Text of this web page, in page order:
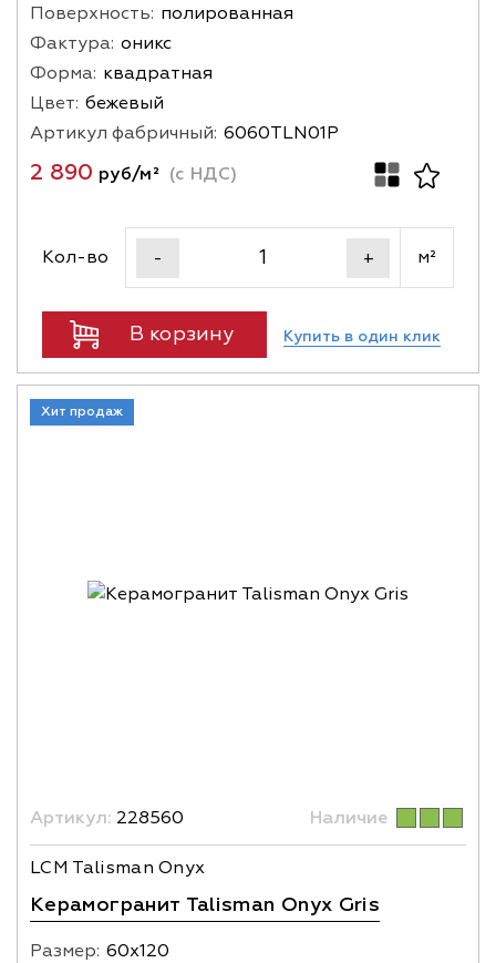
Поверхность: полированная
Фактура: оникс
Форма: квадратная
Цвет: бежевый
Артикул фабричный: 6060TLN01P
2 890 руб/м² (с НДС)
Кол-во - + м²
В корзину Купить в один клик
Хит продаж
Артикул: 228560 Наличие
LCM Talisman Onyx
Керамогранит Talisman Onyx Gris
Размер: 60х120